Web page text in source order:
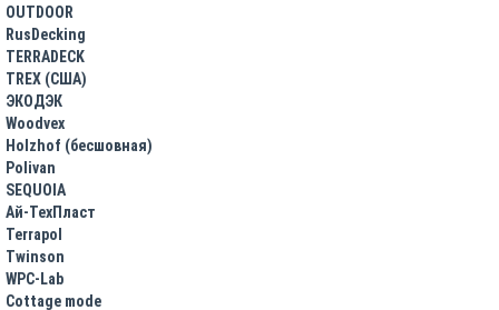
OUTDOOR
RusDecking
TERRADECK
TREX (США)
ЭКОДЭК
Woodvex
Holzhof (бесшовная)
Polivan
SEQUOIA
Ай-ТехПласт
Terrapol
Twinson
WPC-Lab
Cottage mode